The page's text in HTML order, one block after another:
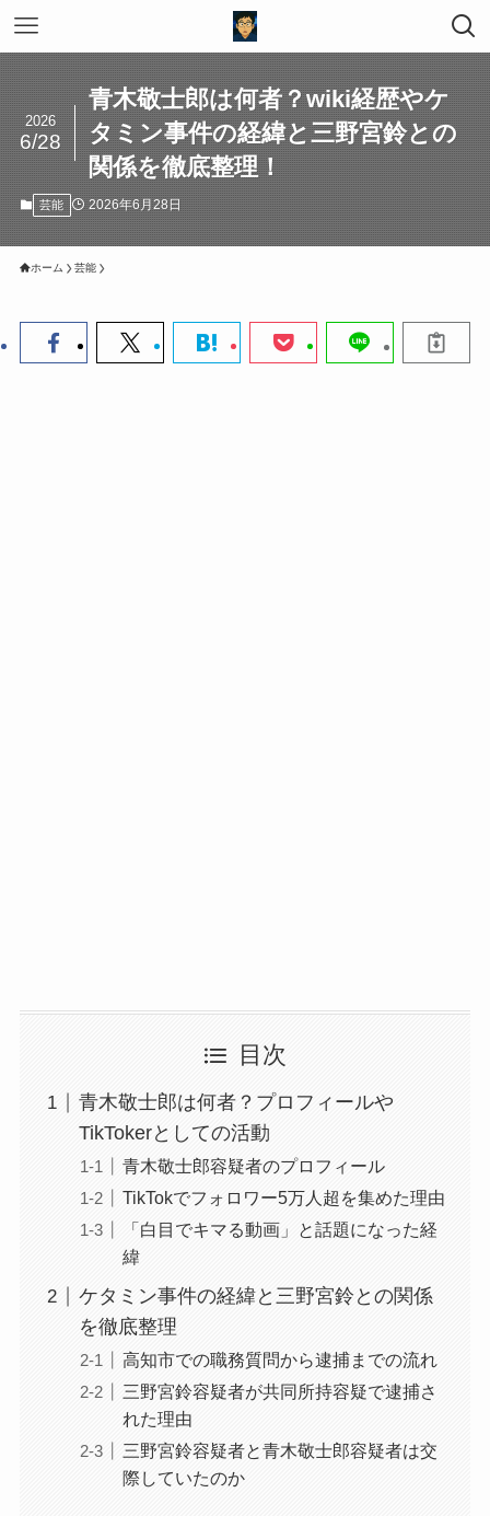
青木敬士郎は何者？wiki経歴やケ
タミン事件の経緯と三野宮鈴との
関係を徹底整理！
2026
6/28
芸能 2026年6月28日
ホーム 芸能
目次
青木敬士郎は何者？プロフィールや
TikTokerとしての活動
青木敬士郎容疑者のプロフィール
TikTokでフォロワー5万人超を集めた理由
「白目でキマる動画」と話題になった経
緯
ケタミン事件の経緯と三野宮鈴との関係
を徹底整理
高知市での職務質問から逮捕までの流れ
三野宮鈴容疑者が共同所持容疑で逮捕さ
れた理由
三野宮鈴容疑者と青木敬士郎容疑者は交
際していたのか